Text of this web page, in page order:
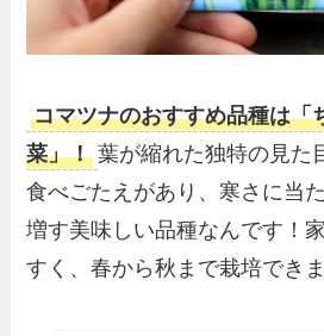
コマツナのおすすめ品種は「
菜」！ 葉が縮れた独特の見た
食べごたえがあり、寒さに当
増す美味しい品種なんです！
すく、春から秋まで栽培できま